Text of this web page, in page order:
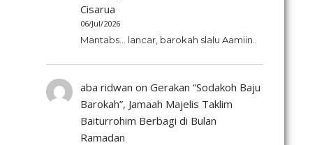
Cisarua
06/Jul/2026
Mantabs... lancar, barokah slalu Aamiin..
aba ridwan on Gerakan “Sodakoh Baju
Barokah”, Jamaah Majelis Taklim
Baiturrohim Berbagi di Bulan
Ramadan